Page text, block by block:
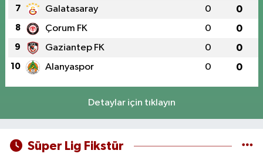
7 Galatasaray 0 0
8 Çorum FK 0 0
9 Gaziantep FK 0 0
10 Alanyaspor 0 0
Detaylar için tıklayın
Süper Lig Fikstür